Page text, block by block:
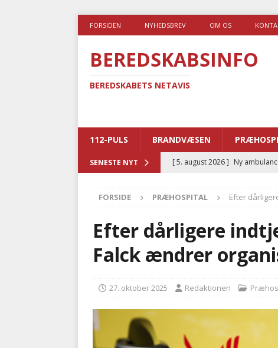
FORSIDEN NYHEDSBREV OM OS
BEREDSKABSINFO
BEREDSKABETS NETAVIS
112-PULS BRANDVÆSEN
SENESTE NYT [ 5. august 2026 ] Ny
BRANDVÆSEN
[ 4. august 2026 ]
Ny treårig
kriminalitet
[ 3. august 2026 ]
med at falde
BRANDVÆSEN
i det offentlige
PRÆHOSPITAL
FORSIDE PRÆHOSPITAL Efter
Efter dårligere
Falck ændrer
27. oktober 2025 Redaktionen